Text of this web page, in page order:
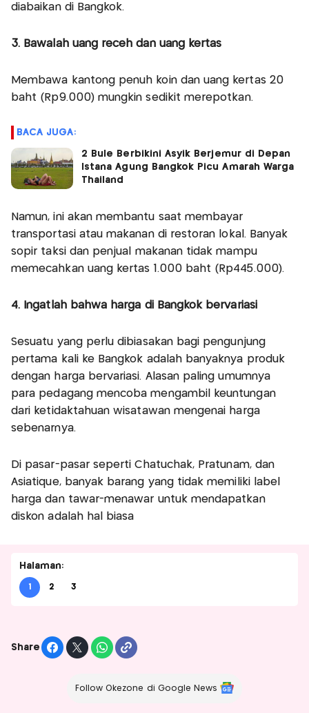
diabaikan di Bangkok.
3. Bawalah uang receh dan uang kertas
Membawa kantong penuh koin dan uang kertas 20
baht (Rp9.000) mungkin sedikit merepotkan.
BACA JUGA:
2 Bule Berbikini Asyik Berjemur di Depan
Istana Agung Bangkok Picu Amarah Warga
Thailand
Namun, ini akan membantu saat membayar
transportasi atau makanan di restoran lokal. Banyak
sopir taksi dan penjual makanan tidak mampu
memecahkan uang kertas 1.000 baht (Rp445.000).
4. Ingatlah bahwa harga di Bangkok bervariasi
Sesuatu yang perlu dibiasakan bagi pengunjung
pertama kali ke Bangkok adalah banyaknya produk
dengan harga bervariasi. Alasan paling umumnya
para pedagang mencoba mengambil keuntungan
dari ketidaktahuan wisatawan mengenai harga
sebenarnya.
Di pasar-pasar seperti Chatuchak, Pratunam, dan
Asiatique, banyak barang yang tidak memiliki label
harga dan tawar-menawar untuk mendapatkan
diskon adalah hal biasa
Halaman:
1 2 3
Share
Follow Okezone di Google News